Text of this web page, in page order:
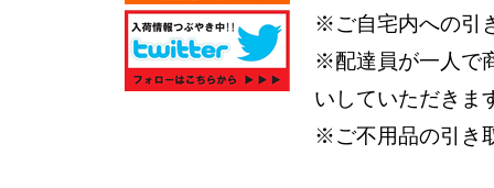
※ご自宅内への引
※配達員が一人で
いしていただきま
※ご不用品の引き